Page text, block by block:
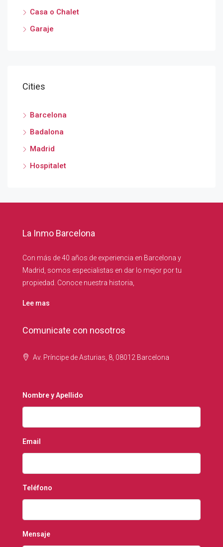
Casa o Chalet
Garaje
Cities
Barcelona
Badalona
Madrid
Hospitalet
La Inmo Barcelona
Con más de 40 años de experiencia en Barcelona y
Madrid, somos especialistas en dar lo mejor por tu
propiedad. Conoce nuestra historia,
Lee mas
Comunicate con nosotros
Av. Príncipe de Asturias, 8, 08012 Barcelona
Nombre y Apellido
Email
Teléfono
Mensaje